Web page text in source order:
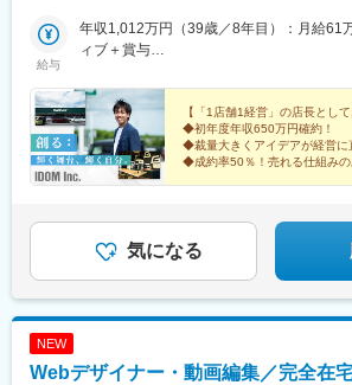
形県・福島県）関東（東京都・神奈川県
県・栃木県・群馬県）北陸・甲信越（富山
県）関西（大阪府・京都府・兵庫県・滋
県）中国（広島県・岡山県・鳥取県・島根
島県・香川県・愛媛県・高知県）九州（福
県・長崎県・大分県・宮崎県・鹿児島県
県)、豊川駅(大阪府)、木更津駅、東新庄
国見駅(宮城県)、尾上の松駅、てだこ浦西
南駅、沼ノ端駅、平成駅、偕楽園駅、草津
駅、小針駅、橋本駅(福岡県)、笹木野駅、
若松駅、永山駅、小木津駅、土山駅、三
属中学前駅、五井駅、原市駅、喜多山駅(
道)、宮前駅、南富山駅、日宇駅、山形駅
矢田駅(大阪府)、藤が丘駅(愛知県)、東福
山口駅(山口県)、宇和島駅、浦田駅(福岡
西駅、志布志駅、山ノ目駅、佐久平駅、
道線)、東姫路駅、岡本駅(栃木県)、秋田駅
給与
年収1,012万円（39歳／8年目）：月給61
ィブ＋賞与
ブ＋賞与
【「1店舗1経営」の店長として
◆初年度年収650万円確約！
◆裁量大きくアイデアが経営に
◆成約率50％！売れる仕組みの
気になる
NEW
Webデザイナー・動画編集／完全在